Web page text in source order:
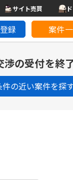
サイト売買
録 案件
の受付を終
件の近い案件を探